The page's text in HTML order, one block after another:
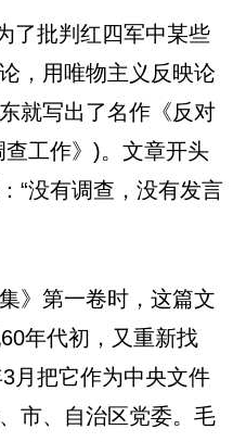
了批判红四军中某些
，用唯物主义反映论
就写出了名作《反对
工作》)。文章开头
“没有调查，没有发言
》第一卷时，这篇文
年代初，又重新找
月把它作为中央文件
市、自治区党委。毛